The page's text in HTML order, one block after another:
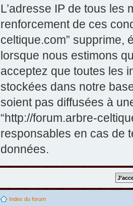
L’adresse IP de tous
renforcement de ces
celtique.com” supprime,
lorsque nous estimons
acceptez que toutes les
stockées dans notre
soient pas diffusées à
“http://forum.arbre-
responsables en cas de
données.
Index du forum